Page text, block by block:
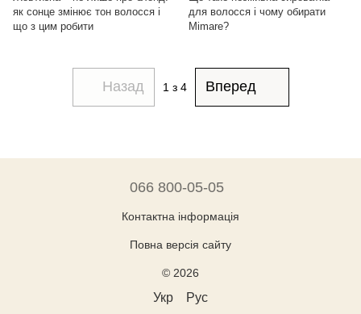
як сонце змінює тон волосся і
що з цим робити
для волосся і чому обирати
Mimare?
Назад 1 з 4 Вперед
066 800-05-05
Контактна інформація
Повна версія сайту
© 2026
Укр Рус